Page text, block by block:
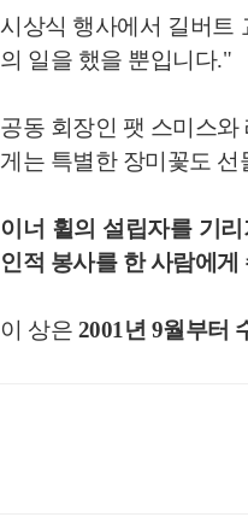
시상식 행사에서 길버트
의 일을 했을 뿐입니다."
공동 회장인 팻 스미스
게는 특별한 장미꽃도 선
이너 휠의 설립자를 기
인적 봉사를 한 사람에게
이 상은 2001년 9월부터